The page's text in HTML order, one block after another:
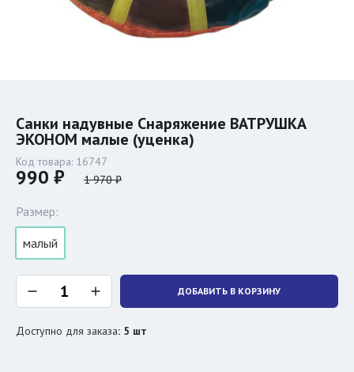
Санки надувные Снаряжение ВАТРУШКА
ЭКОНОМ малые (уценка)
Код товара: 16747
990 ₽ 1 970 ₽
Размер:
малый
ДОБАВИТЬ В КОРЗИНУ
Доступно для заказа: 5 шт